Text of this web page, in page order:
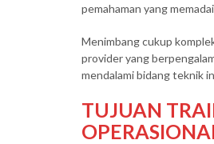
pemahaman yang
Menimbang cukup
provider yang
mendalami bidang teknik
TUJUAN